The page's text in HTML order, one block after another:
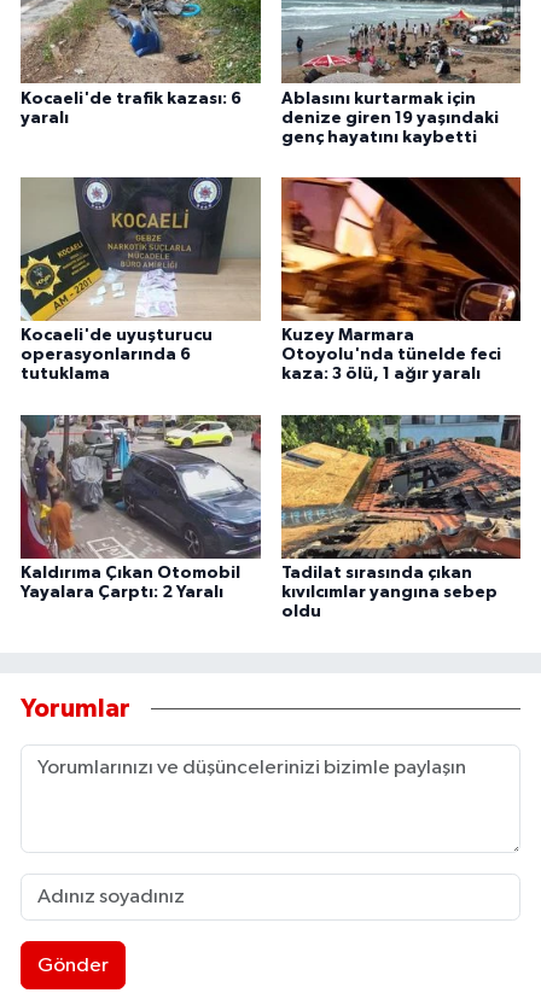
Kocaeli'de trafik kazası: 6
yaralı
Ablasını kurtarmak için
denize giren 19 yaşındaki
genç hayatını kaybetti
Kocaeli'de uyuşturucu
operasyonlarında 6
tutuklama
Kuzey Marmara
Otoyolu'nda tünelde feci
kaza: 3 ölü, 1 ağır yaralı
Kaldırıma Çıkan Otomobil
Yayalara Çarptı: 2 Yaralı
Tadilat sırasında çıkan
kıvılcımlar yangına sebep
oldu
Yorumlar
Gönder